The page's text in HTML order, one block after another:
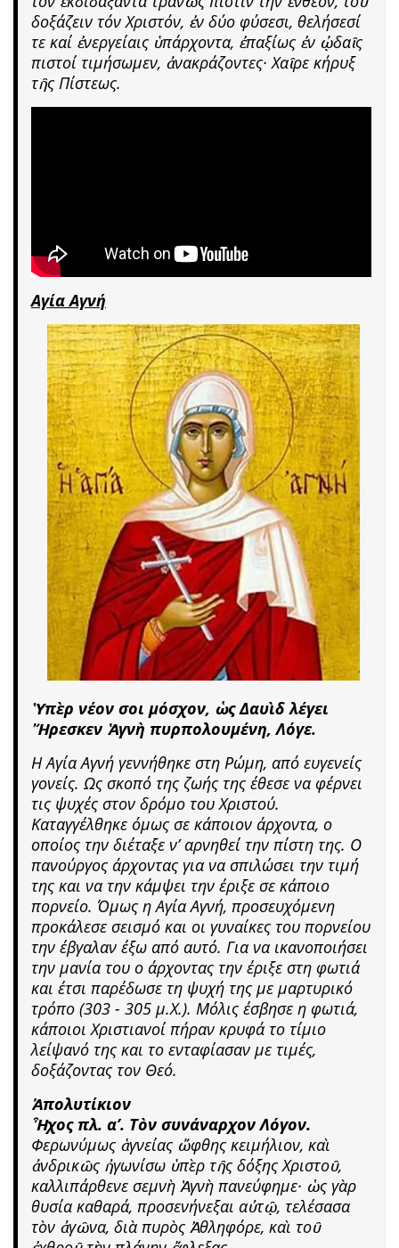
δοξάζειν τόν Χριστόν, ἐν δύο φύσεσι, θελήσεσί
τε καί ἐνεργείαις ὑπάρχοντα, ἐπαξίως ἐν ᾠδαῖς
πιστοί τιμήσωμεν, ἀνακράζοντες· Χαῖρε κήρυξ
τῆς Πίστεως.
Αγία Αγνή
Ὑπὲρ νέον σοι μόσχον, ὡς Δαυὶδ λέγει
Ἤρεσκεν Ἁγνὴ πυρπολουμένη, Λόγε.
Η Αγία Αγνή γεννήθηκε στη Ρώμη, από ευγενείς
γονείς. Ως σκοπό της ζωής της έθεσε να φέρνει
τις ψυχές στον δρόμο του Χριστού.
Καταγγέλθηκε όμως σε κάποιον άρχοντα, ο
οποίος την διέταξε ν’ αρνηθεί την πίστη της. Ο
πανούργος άρχοντας για να σπιλώσει την τιμή
της και να την κάμψει την έριξε σε κάποιο
πορνείο. Όμως η Αγία Αγνή, προσευχόμενη
προκάλεσε σεισμό και οι γυναίκες του πορνείου
την έβγαλαν έξω από αυτό. Για να ικανοποιήσει
την μανία του ο άρχοντας την έριξε στη φωτιά
και έτσι παρέδωσε τη ψυχή της με μαρτυρικό
τρόπο (303 - 305 μ.Χ.). Μόλις έσβησε η φωτιά,
κάποιοι Χριστιανοί πήραν κρυφά το τίμιο
λείψανό της και το ενταφίασαν με τιμές,
δοξάζοντας τον Θεό.
Ἀπολυτίκιον
Ἦχος πλ. α’. Τὸν συνάναρχον Λόγον.
Φερωνύμως ἁγνείας ὤφθης κειμήλιον, καὶ
ἀνδρικῶς ἠγωνίσω ὑπὲρ τῆς δόξης Χριστοῦ,
καλλιπάρθενε σεμνὴ Ἁγνὴ πανεύφημε· ὡς γὰρ
θυσία καθαρά, προσενήνεξαι αὐτῷ, τελέσασα
τὸν ἀγῶνα, διὰ πυρὸς Ἀθληφόρε, καὶ τοῦ